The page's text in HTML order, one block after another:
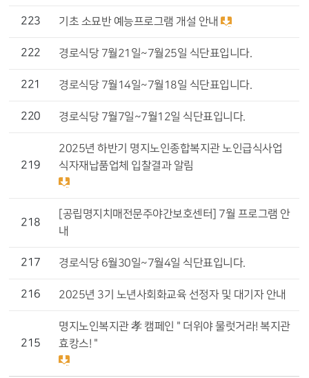
223 기초 소묘반 예능프로그램 개설 안내
222 경로식당 7월21일~7월25일 식단표입니다.
221 경로식당 7월14일~7월18일 식단표입니다.
220 경로식당 7월7일~7월12일 식단표입니다.
219
2025년 하반기 명지노인종합복지관 노인급식사업
식자재납품업체 입찰결과 알림
218
[공립명지치매전문주야간보호센터] 7월 프로그램 안
내
217 경로식당 6월30일~7월4일 식단표입니다.
216 2025년 3기 노년사회화교육 선정자 및 대기자 안내
215
명지노인복지관 孝 캠페인 " 더위야 물럿거라! 복지관
효캉스! "